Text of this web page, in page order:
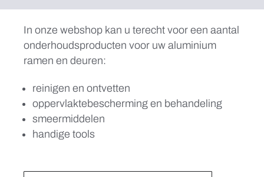
In onze webshop kan u terecht voor een aantal
onderhoudsproducten voor uw aluminium
ramen en deuren:
reinigen en ontvetten
oppervlaktebescherming en behandeling
smeermiddelen
handige tools